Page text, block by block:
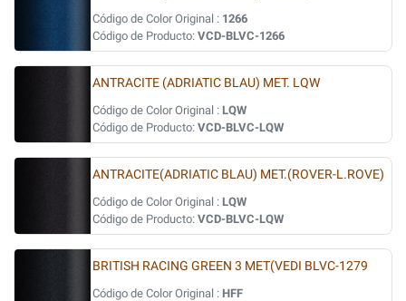
Código de Color Original : 1266
Código de Producto: VCD-BLVC-1266
ANTRACITE (ADRIATIC BLAU) MET. LQW
Código de Color Original : LQW
Código de Producto: VCD-BLVC-LQW
ANTRACITE(ADRIATIC BLAU) MET.(ROVER-L.ROVE)
Código de Color Original : LQW
Código de Producto: VCD-BLVC-LQW
BRITISH RACING GREEN 3 MET(VEDI BLVC-1279
Código de Color Original : HFF